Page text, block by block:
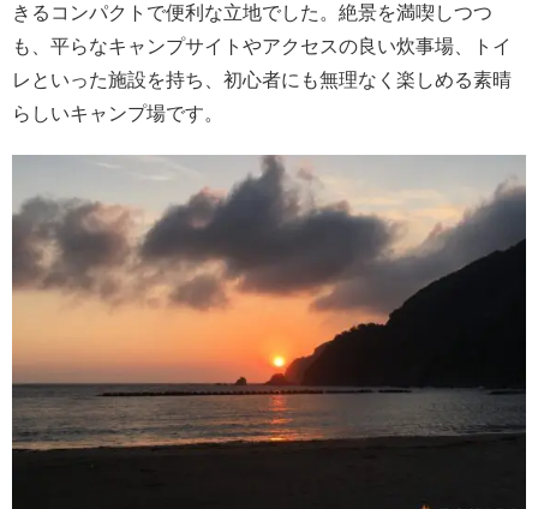
きるコンパクトで便利な立地でした。絶景を満喫しつつ
も、平らなキャンプサイトやアクセスの良い炊事場、トイ
レといった施設を持ち、初心者にも無理なく楽しめる素晴
らしいキャンプ場です。